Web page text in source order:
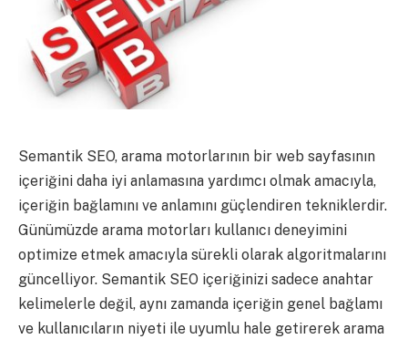
Semantik SEO, arama motorlarının bir web sayfasının
içeriğini daha iyi anlamasına yardımcı olmak amacıyla,
içeriğin bağlamını ve anlamını güçlendiren tekniklerdir.
Günümüzde arama motorları kullanıcı deneyimini
optimize etmek amacıyla sürekli olarak algoritmalarını
güncelliyor. Semantik SEO içeriğinizi sadece anahtar
kelimelerle değil, aynı zamanda içeriğin genel bağlamı
ve kullanıcıların niyeti ile uyumlu hale getirerek arama